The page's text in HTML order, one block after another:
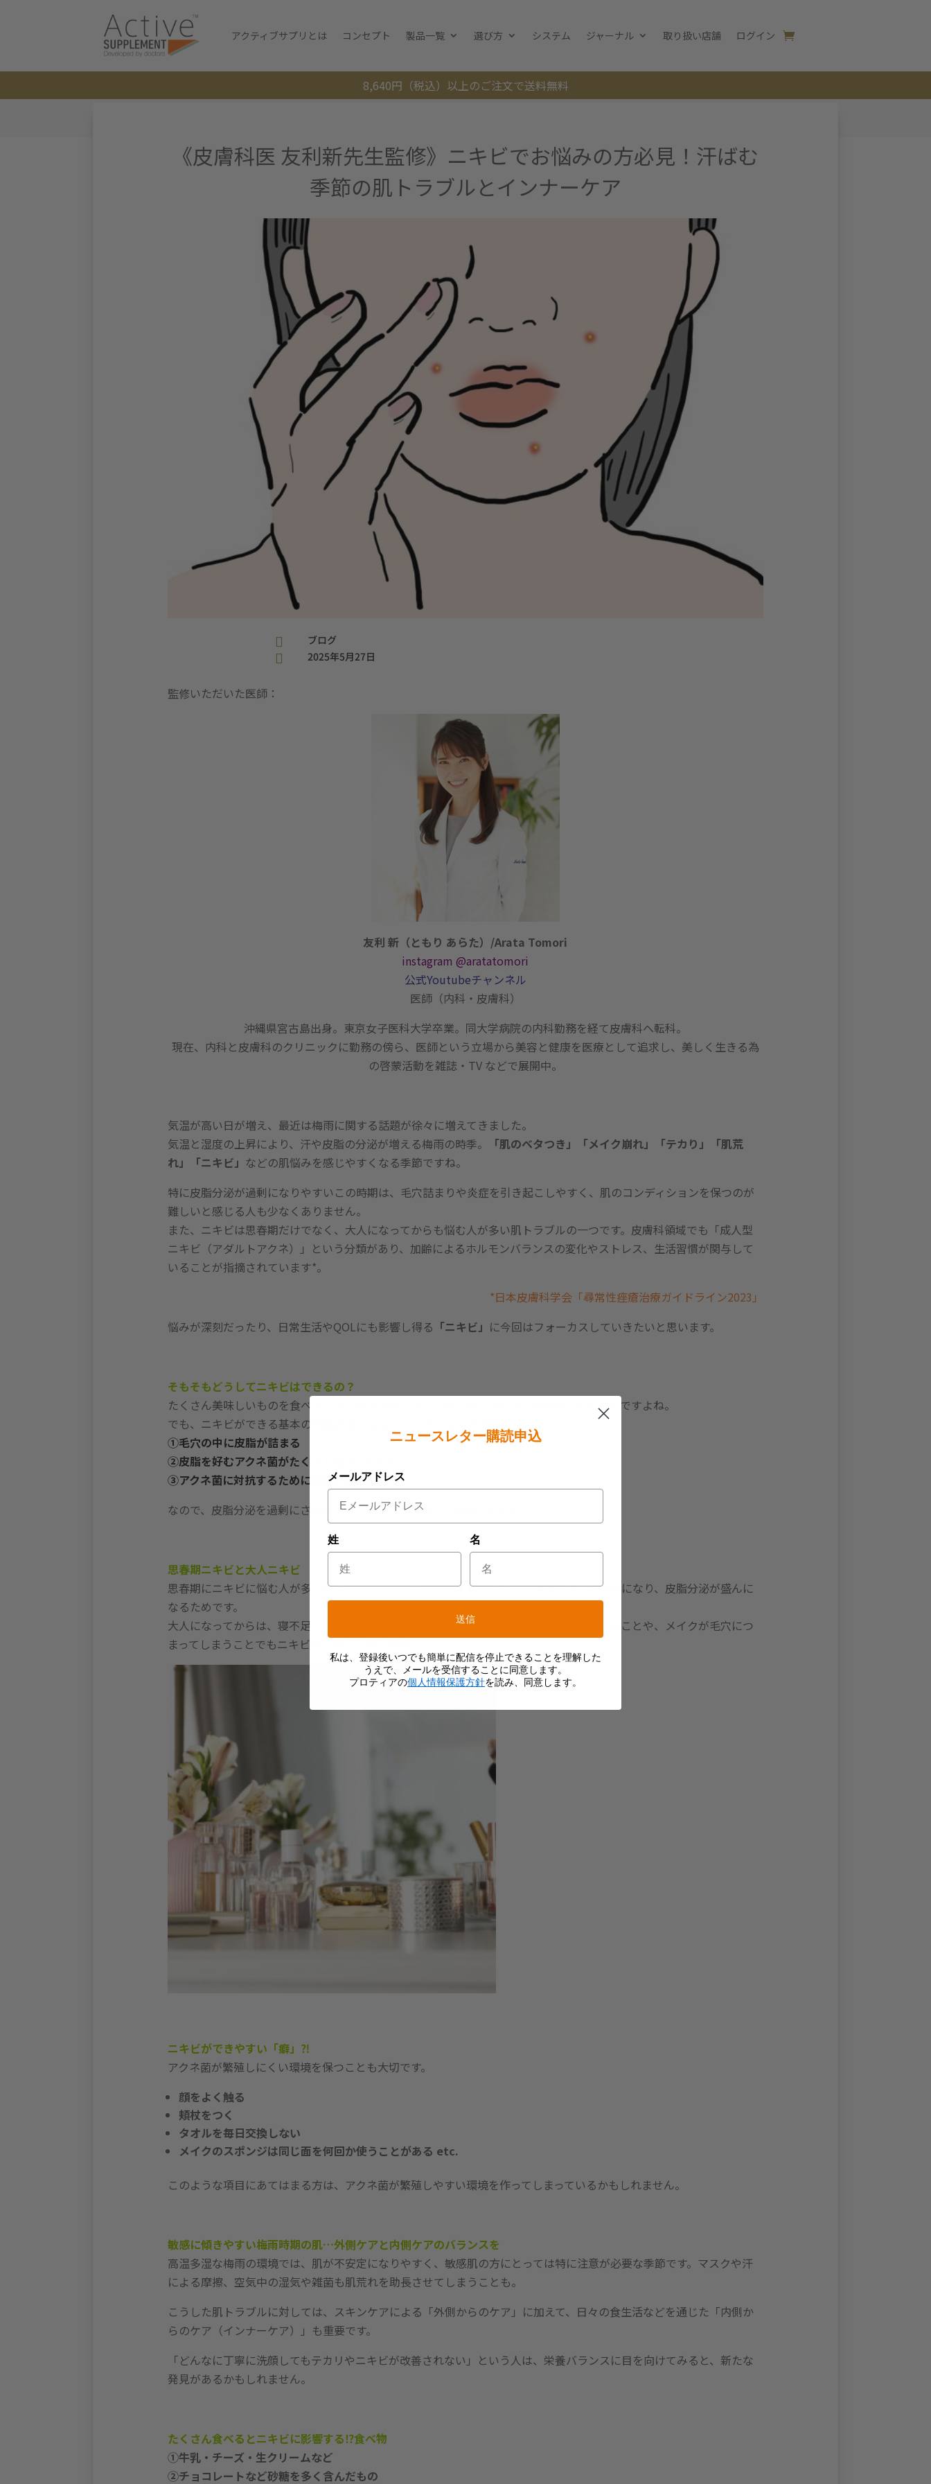
アクティブサプリとは コンセプト 製品一覧 選び方 システム ジャーナル 取り扱い店舗 ログイン
8,640円（税込）以上のご注文で送料無料
《皮膚科医 友利新先生監修》ニキビでお悩みの方必見！汗ばむ
季節の肌トラブルとインナーケア
 ブログ
 2025年5月27日
監修いただいた医師：
友利 新（ともり あらた）/Arata Tomori
instagram @aratatomori
公式Youtubeチャンネル
医師（内科・皮膚科）
沖縄県宮古島出身。東京女子医科大学卒業。同大学病院の内科勤務を経て皮膚科へ転科。
現在、内科と皮膚科のクリニックに勤務の傍ら、医師という立場から美容と健康を医療として追求し、美しく生きる為
の啓蒙活動を雑誌・TV などで展開中。
気温が高い日が増え、最近は梅雨に関する話題が徐々に増えてきました。
気温と湿度の上昇により、汗や皮脂の分泌が増える梅雨の時季。
「肌のベタつき」「メイク崩れ」「テカり」「肌荒
れ」「ニキビ」 などの肌悩みを感じやすくなる季節ですね。
特に皮脂分泌が過剰になりやすいこの時期は、毛穴詰まりや炎症を引き起こしやすく、肌のコンディションを保つのが
難しいと感じる人も少なくありません。
また、ニキビは思春期だけでなく、大人になってからも悩む人が多い肌トラブルの一つです。皮膚科領域でも「成人型
ニキビ（アダルトアクネ）」という分類があり、加齢によるホルモンバランスの変化やストレス、生活習慣が関与して
いることが指摘されています*。
*日本皮膚科学会「尋常性痤瘡治療ガイドライン2023」
悩みが深刻だったり、日常生活やQOLにも影響し得る 「ニキビ」 に今回はフォーカスしていきたいと思います。
そもそもどうしてニキビはできるの？
たくさん美味しいものを食べたとき、寝不足のとき、ニキビができるきっかけは人それぞれですよね。
でも、ニキビができる基本の仕組みはこんなにシンプルなんです。
①毛穴の中に皮脂が詰まる
②皮脂を好むアクネ菌がたくさん集まってくる
③アクネ菌に対抗するために炎症がおきる
なので、皮脂分泌を過剰にさせないことがニキビを防ぐ方法の1つです。
思春期ニキビと大人ニキビ
思春期にニキビに悩む人が多いのは、ホルモンバランスの乱れによって皮脂腺の働きが活発になり、皮脂分泌が盛んに
なるためです。
大人になってからは、寝不足・ストレスなどでホルモンバランスやターンオーバーが乱れることや、メイクが毛穴につ
まってしまうことでもニキビができてしまいます。
ニキビができやすい「癖」⁈
アクネ菌が繁殖しにくい環境を保つことも大切です。
顔をよく触る
頬杖をつく
タオルを毎日交換しない
メイクのスポンジは同じ面を何回か使うことがある etc.
このような項目にあてはまる方は、アクネ菌が繁殖しやすい環境を作ってしまっているかもしれません。
敏感に傾きやすい梅雨時期の肌…外側ケアと内側ケアのバランスを
高温多湿な梅雨の環境では、肌が不安定になりやすく、敏感肌の方にとっては特に注意が必要な季節です。マスクや汗
による摩擦、空気中の湿気や雑菌も肌荒れを助長させてしまうことも。
こうした肌トラブルに対しては、スキンケアによる「外側からのケア」に加えて、日々の食生活などを通じた「内側か
らのケア（インナーケア）」も重要です。
「どんなに丁寧に洗顔してもテカリやニキビが改善されない」という人は、栄養バランスに目を向けてみると、新たな
発見があるかもしれません。
たくさん食べるとニキビに影響する⁉食べ物
①牛乳・チーズ・生クリームなど
②チョコレートなど砂糖を多く含んだもの
ニュースレター購読申込
メールアドレス
姓 名
送信
私は、登録後いつでも簡単に配信を停止できることを理解した
うえで、メールを受信することに同意します。
プロティアの個人情報保護方針を読み、同意します。